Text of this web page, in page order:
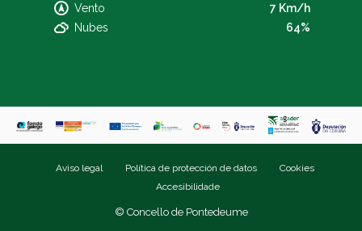
Vento
7 Km/h
Nubes
64%
Aviso legal Política de protección de datos
Cookies
Accesibilidade
© Concello de Pontedeume